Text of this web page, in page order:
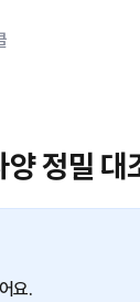
정밀 대
요.